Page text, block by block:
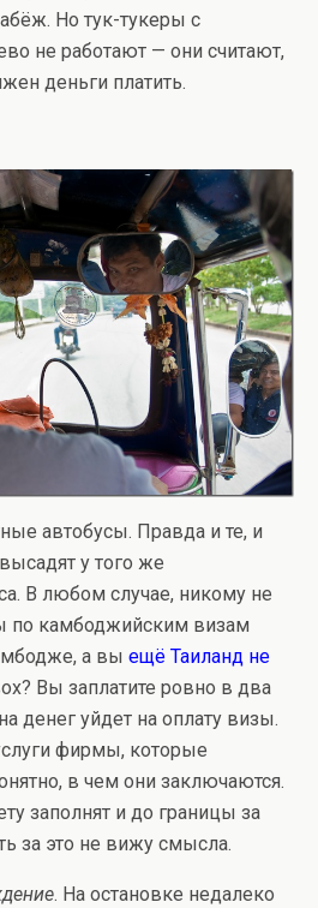
Но тук-тукеры с
не работают — они считают,
деньги платить.
автобусы. Правда и те, и
у того же
В любом случае, никому не
по камбоджийским визам
а вы ещё Таиланд не
Вы заплатите ровно в два
денег уйдет на оплату визы.
фирмы, которые
в чем они заключаются.
заполнят и до границы за
за это не вижу смысла.
. На остановке недалеко